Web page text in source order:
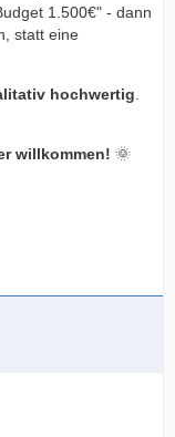
1.500€" - dann
statt eine
hochwertig
willkommen! 🌞